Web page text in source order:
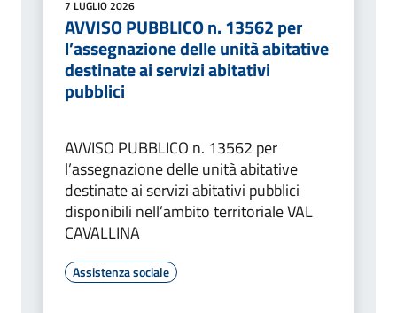
7 LUGLIO 2026
AVVISO PUBBLICO n. 13562 per
l’assegnazione delle unità abitative
destinate ai servizi abitativi
pubblici
AVVISO PUBBLICO n. 13562 per
l’assegnazione delle unità abitative
destinate ai servizi abitativi pubblici
disponibili nell’ambito territoriale VAL
CAVALLINA
Assistenza sociale